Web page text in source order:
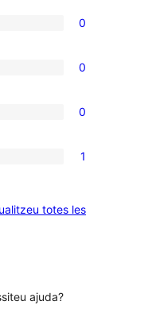
0
0
0
1
totes lesressenyes
ajuda?